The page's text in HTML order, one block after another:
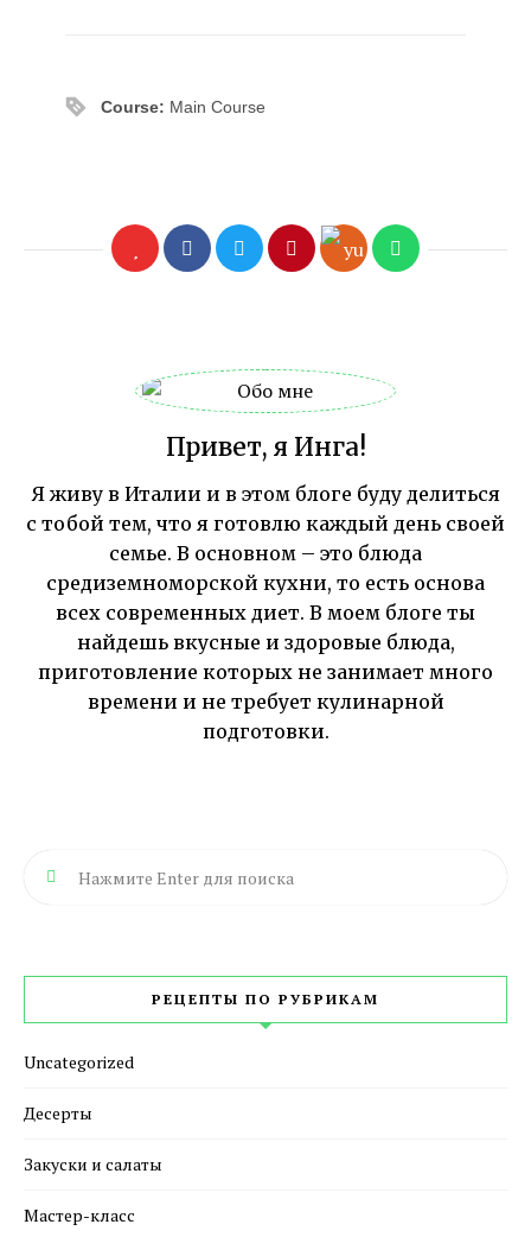
Course: Main Course
Привет, я Инга!
Я живу в Италии и в этом блоге буду делиться
с тобой тем, что я готовлю каждый день своей
семье. В основном – это блюда
средиземноморской кухни, то есть основа
всех современных диет. В моем блоге ты
найдешь вкусные и здоровые блюда,
приготовление которых не занимает много
времени и не требует кулинарной
подготовки.
РЕЦЕПТЫ ПО РУБРИКАМ
Uncategorized
Десерты
Закуски и салаты
Мастер-класс